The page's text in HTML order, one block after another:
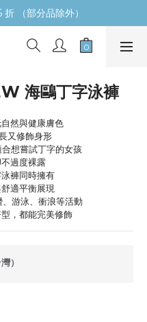
（部分品除外）
海鷗丁字泳褲
然與健康膚色
又修飾身形
想嘗試丁字的女孩
過度裸露
褲同時擁有
適平衡展現
、游泳、衝浪等活動
，都能完美修飾
）